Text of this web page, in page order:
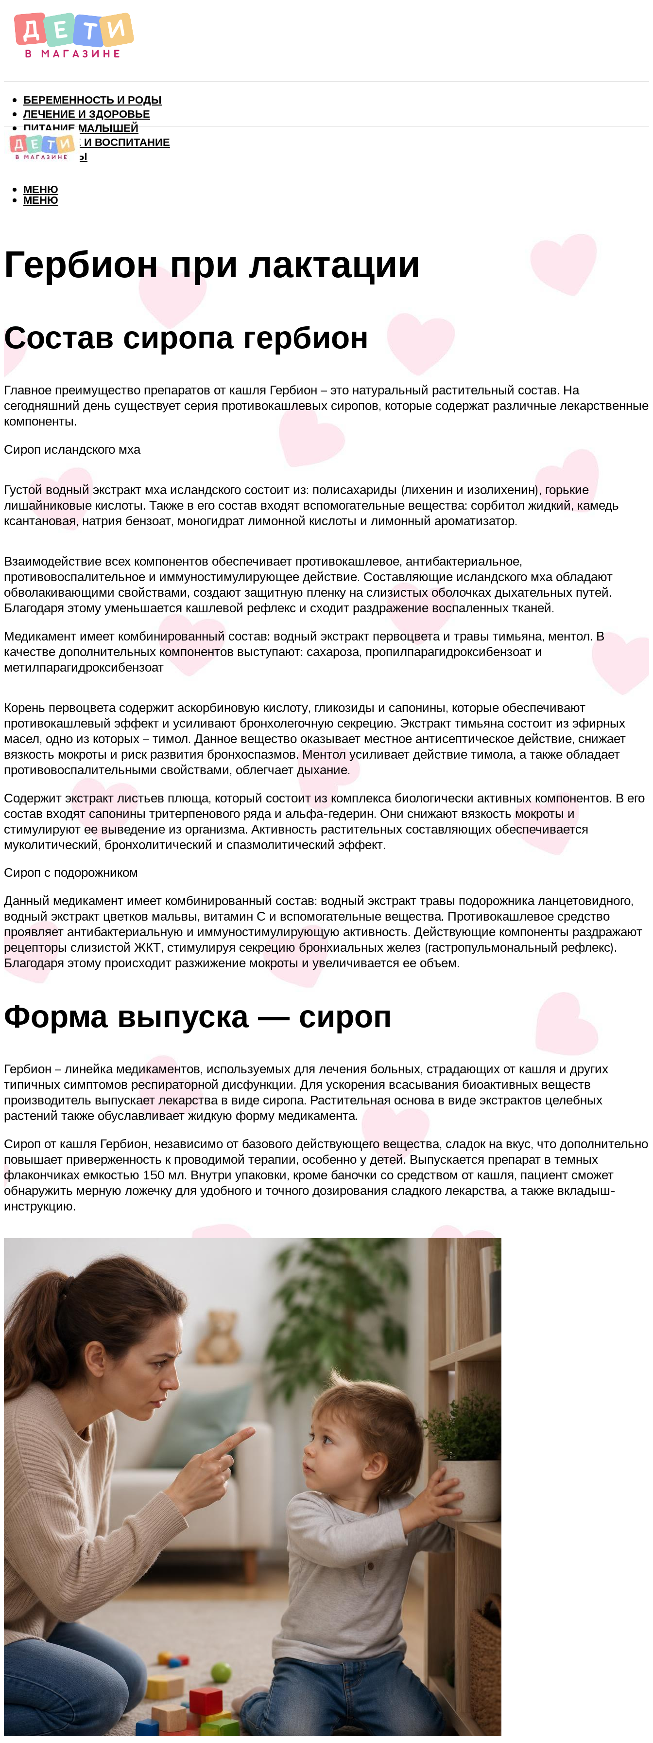
БЕРЕМЕННОСТЬ И РОДЫ
ЛЕЧЕНИЕ И ЗДОРОВЬЕ
ПИТАНИЕ МАЛЫШЕЙ
РАЗВИТИЕ И ВОСПИТАНИЕ
ВИТАМИНЫ
МЕНЮ
МЕНЮ
Гербион при лактации
Состав сиропа гербион
Главное преимущество препаратов от кашля Гербион – это натуральный растительный состав. На
сегодняшний день существует серия противокашлевых сиропов, которые содержат различные лекарственные
компоненты.
Сироп исландского мха
Густой водный экстракт мха исландского состоит из: полисахариды (лихенин и изолихенин), горькие
лишайниковые кислоты. Также в его состав входят вспомогательные вещества: сорбитол жидкий, камедь
ксантановая, натрия бензоат, моногидрат лимонной кислоты и лимонный ароматизатор.
Взаимодействие всех компонентов обеспечивает противокашлевое, антибактериальное,
противовоспалительное и иммуностимулирующее действие. Составляющие исландского мха обладают
обволакивающими свойствами, создают защитную пленку на слизистых оболочках дыхательных путей.
Благодаря этому уменьшается кашлевой рефлекс и сходит раздражение воспаленных тканей.
Медикамент имеет комбинированный состав: водный экстракт первоцвета и травы тимьяна, ментол. В
качестве дополнительных компонентов выступают: сахароза, пропилпарагидроксибензоат и
метилпарагидроксибензоат
Корень первоцвета содержит аскорбиновую кислоту, гликозиды и сапонины, которые обеспечивают
противокашлевый эффект и усиливают бронхолегочную секрецию. Экстракт тимьяна состоит из эфирных
масел, одно из которых – тимол. Данное вещество оказывает местное антисептическое действие, снижает
вязкость мокроты и риск развития бронхоспазмов. Ментол усиливает действие тимола, а также обладает
противовоспалительными свойствами, облегчает дыхание.
Содержит экстракт листьев плюща, который состоит из комплекса биологически активных компонентов. В его
состав входят сапонины тритерпенового ряда и альфа-гедерин. Они снижают вязкость мокроты и
стимулируют ее выведение из организма. Активность растительных составляющих обеспечивается
муколитический, бронхолитический и спазмолитический эффект.
Сироп с подорожником
Данный медикамент имеет комбинированный состав: водный экстракт травы подорожника ланцетовидного,
водный экстракт цветков мальвы, витамин С и вспомогательные вещества. Противокашлевое средство
проявляет антибактериальную и иммуностимулирующую активность. Действующие компоненты раздражают
рецепторы слизистой ЖКТ, стимулируя секрецию бронхиальных желез (гастропульмональный рефлекс).
Благодаря этому происходит разжижение мокроты и увеличивается ее объем.
Форма выпуска — сироп
Гербион – линейка медикаментов, используемых для лечения больных, страдающих от кашля и других
типичных симптомов респираторной дисфункции. Для ускорения всасывания биоактивных веществ
производитель выпускает лекарства в виде сиропа. Растительная основа в виде экстрактов целебных
растений также обуславливает жидкую форму медикамента.
Сироп от кашля Гербион, независимо от базового действующего вещества, сладок на вкус, что дополнительно
повышает приверженность к проводимой терапии, особенно у детей. Выпускается препарат в темных
флакончиках емкостью 150 мл. Внутри упаковки, кроме баночки со средством от кашля, пациент сможет
обнаружить мерную ложечку для удобного и точного дозирования сладкого лекарства, а также вкладыш-
инструкцию.